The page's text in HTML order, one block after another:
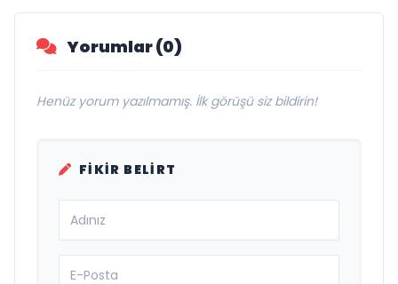
Yorumlar (0)
Henüz yorum yazılmamış. İlk görüşü siz bildirin!
FIKIR BELIRT